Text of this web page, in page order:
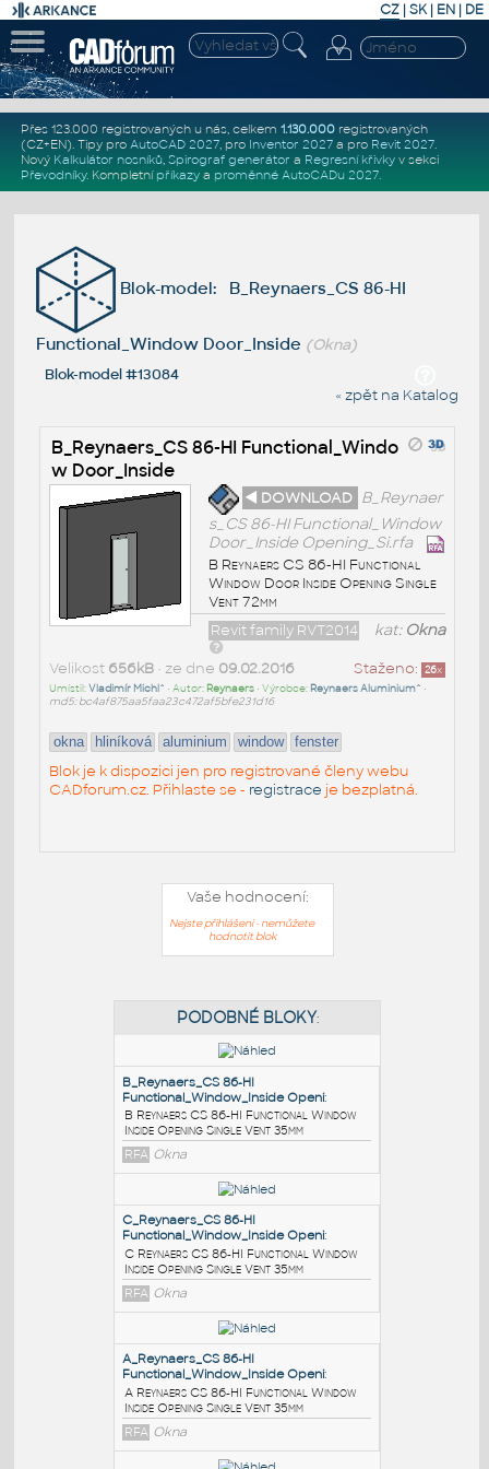
CZ | SK| EN | DE
Přes 123.000 registrovaných u nás, celkem 1.130.000registrovaných
(CZ+EN). Tipy pro AutoCAD 2027, pro Inventor 2027a pro Revit 2027.
Nový Kalkulátor nosníků, Spirograf generátor a Regresní křivkyv sekci
Převodníky. Kompletní příkazya proměnné AutoCADu 2027.
Blok-model: B_Reynaers_CS 86-HI
Functional_Window Door_Inside (Okna)
Blok-model #13084
« zpět na Katalog
B_Reynaers_CS 86-HI Functional_Windo
w Door_Inside
◄ DOWNLOAD B_Reynaer
s_CS 86-HI Functional_Window
Door_Inside Opening_Si.rfa
B Reynaers CS 86-HI Functional
Window Door Inside Opening Single
Vent 72mm
kat: Okna
Revit family RVT2014
Staženo: 26x
Velikost 656kB• ze dne 09.02.2016
Umístil:Vladimír Michl^ • Autor: Reynaers• Výrobce: Reynaers Aluminium^ •
md5: bc4af875aa5faa23c472af5bfe231d16
okna hliníková aluminium window fenster
Blok je k dispozici jen pro registrované členy webu
CADforum.cz. Přihlaste se - registrace je bezplatná.
Vaše hodnocení:
Nejste přihlášeni - nemůžete
hodnotit blok
PODOBNÉ BLOKY
B_Reynaers_CS 86-HI
Functional_Window_Inside Openi
B Reynaers CS 86-HI Functional Window
Inside Opening Single Vent 35mm
RFA Okna
C_Reynaers_CS 86-HI
Functional_Window_Inside Openi